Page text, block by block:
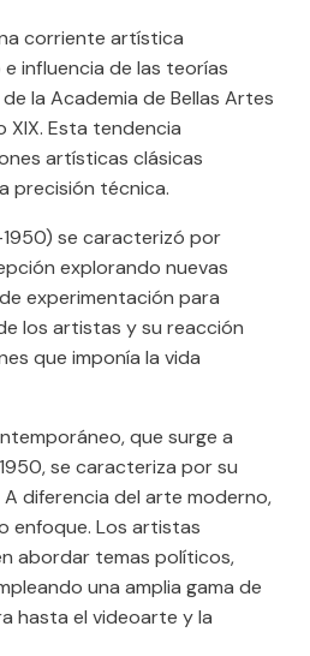
corriente artística
influencia de las teorías
la Academia de Bellas Artes
XIX. Esta tendencia
artísticas clásicas
precisión técnica.
se caracterizó por
explorando nuevas
experimentación para
los artistas y su reacción
que imponía la vida
que surge a
se caracteriza por su
diferencia del arte moderno,
enfoque. Los artistas
abordar temas políticos,
una amplia gama de
hasta el videoarte y la